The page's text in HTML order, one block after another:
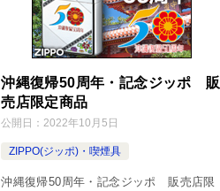
沖縄復帰50周年・記念ジッポ 販
売店限定商品
公開日：2022年10月5日
ZIPPO(ジッポ)・喫煙具
沖縄復帰50周年・記念ジッポ 販売店限